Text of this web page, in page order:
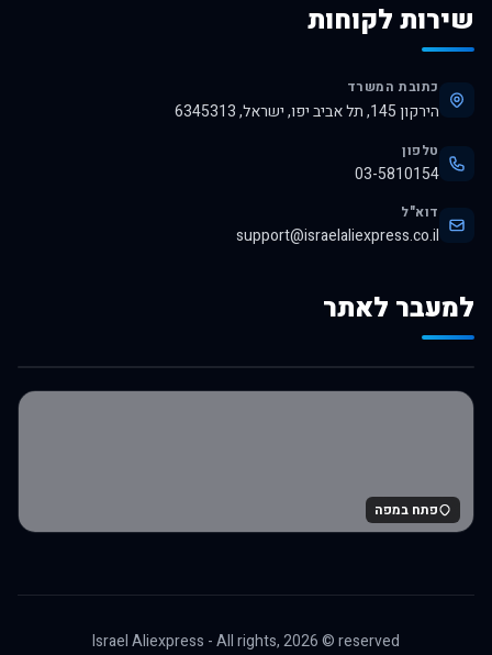
שירות לקוחות
כתובת המשרד
הירקון 145, תל אביב יפו, ישראל, 6345313
טלפון
03-5810154
דוא"ל
support@israelaliexpress.co.il
למעבר לאתר
לרכישה באלי אקספרס
פתח במפה
Israel Aliexpress - All rights,2026© reserved